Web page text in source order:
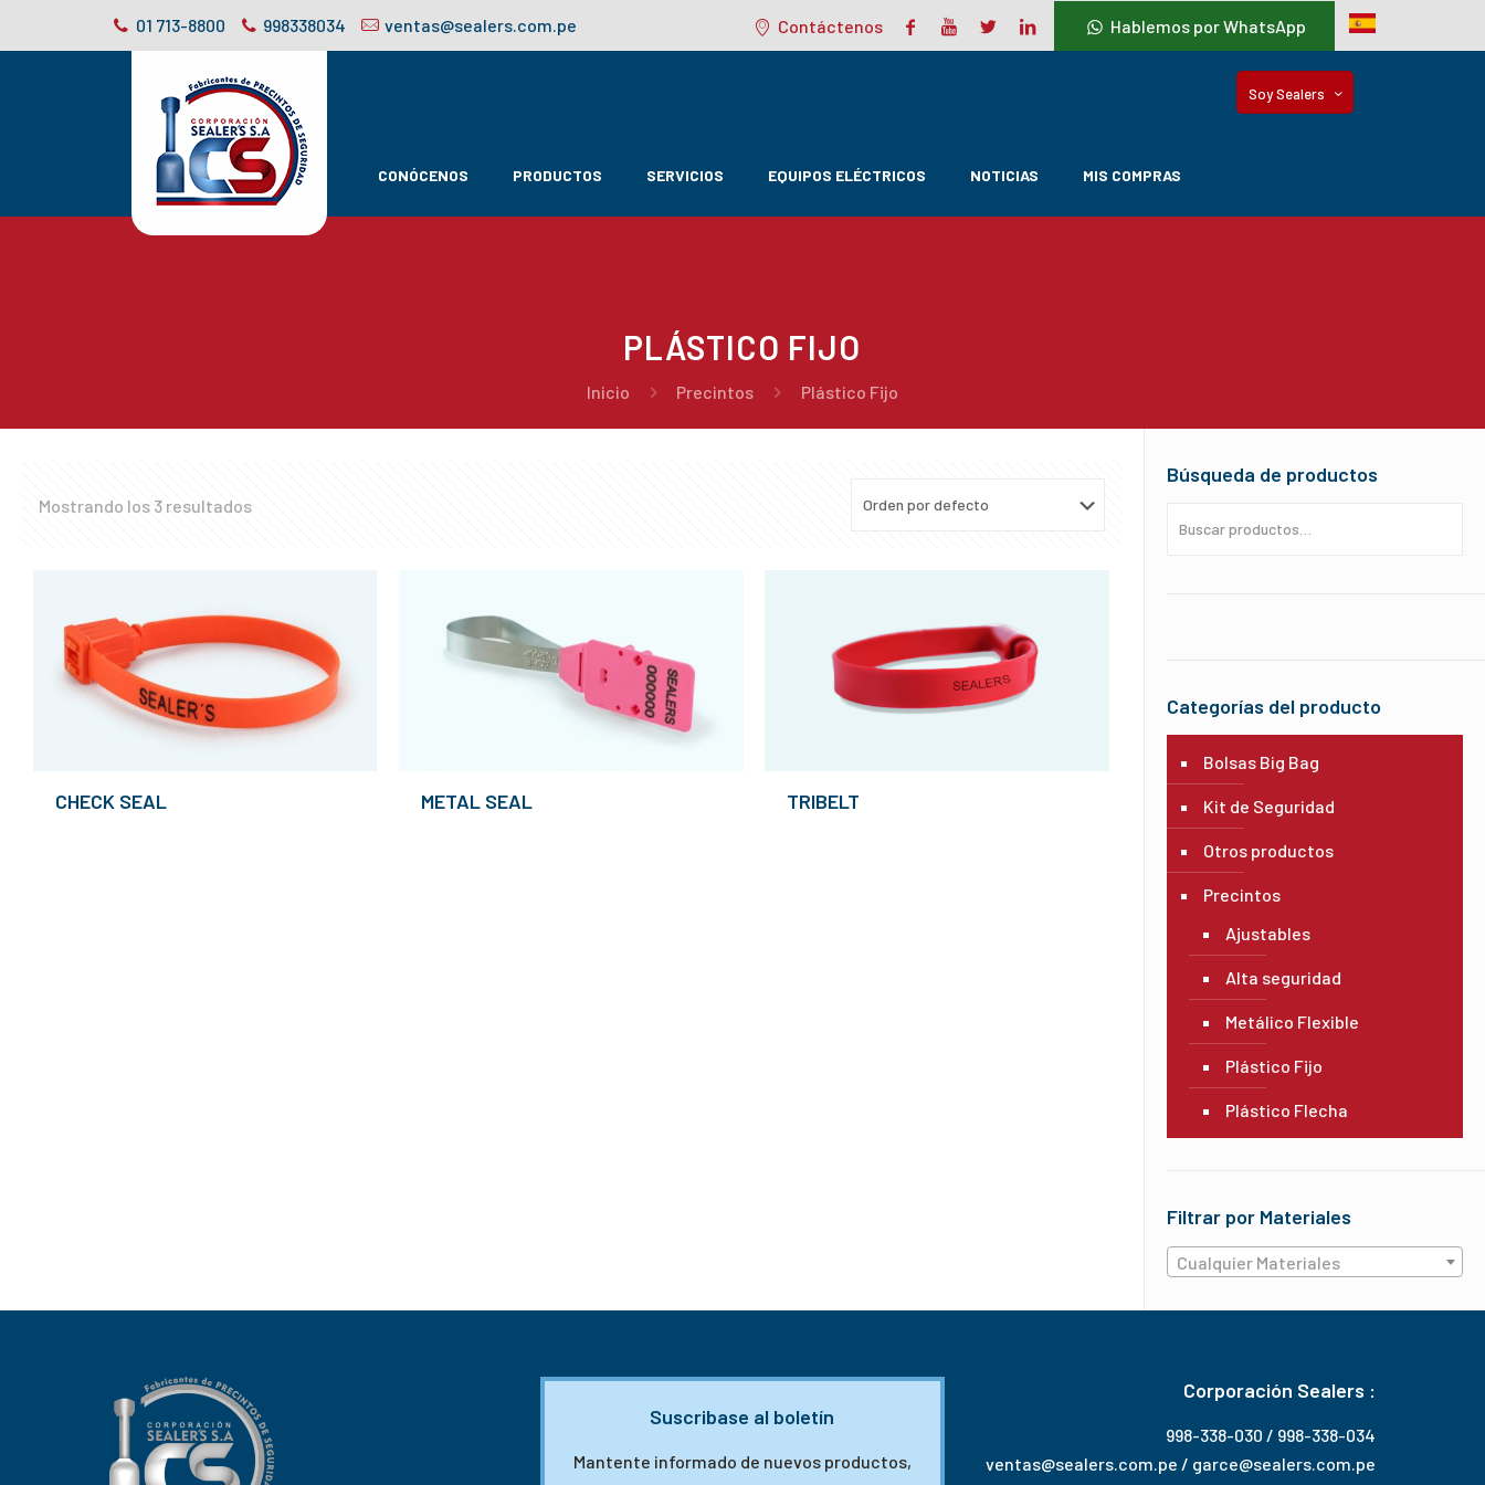
01 713-8800 998338034 ventas@sealers.com.pe Contáctenos Hablemos por WhatsApp
CONÓCENOS PRODUCTOS SERVICIOS EQUIPOS ELÉCTRICOS NOTICIAS MIS COMPRAS
Soy Sealers
PLÁSTICO FIJO
Inicio Precintos Plástico Fijo
Mostrando los 3 resultados
CHECK SEAL METAL SEAL TRIBELT
Búsqueda de productos
Categorías del producto
Bolsas Big Bag
Kit de Seguridad
Otros productos
Precintos
Ajustables
Alta seguridad
Metálico Flexible
Plástico Fijo
Plástico Flecha
Filtrar por Materiales
Cualquier Materiales
Suscribase al boletín
Mantente informado de nuevos productos,
Corporación Sealers :
998-338-030 / 998-338-034
ventas@sealers.com.pe / garce@sealers.com.pe